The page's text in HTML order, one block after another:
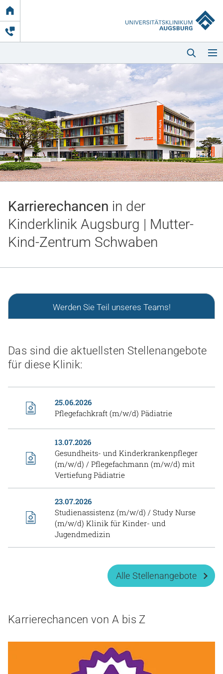
Link
zur
Startseite
Startseite
Kliniken & Einrichtungen
Gesundheit & Medizin
Karrierechancen in der
Kinderklinik Augsburg | Mutter-
Kind-Zentrum Schwaben
Werden Sie Teil unseres Teams!
Das sind die aktuellsten Stellenangebote
für diese Klinik:
25.06.2026
Pflegefachkraft (m/w/d) Pädiatrie
13.07.2026
Gesundheits- und Kinderkrankenpfleger
(m/w/d) / Pflegefachmann (m/w/d) mit
Vertiefung Pädiatrie
23.07.2026
Studienassistenz (m/w/d) / Study Nurse
(m/w/d) Klinik für Kinder- und
Jugendmedizin
Alle Stellenangebote
Karrierechancen von A bis Z